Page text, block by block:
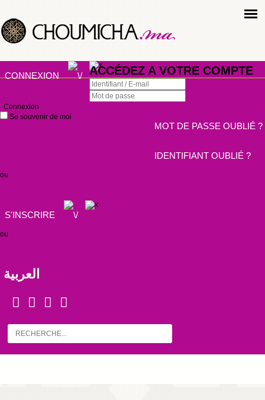
CONNEXION ACCÉDEZ A VOTRE COMPTE
Connexion
Se souvenir de moi
MOT DE PASSE OUBLIÉ ?
IDENTIFIANT OUBLIÉ ?
ou
S'INSCRIRE
ou
العربية